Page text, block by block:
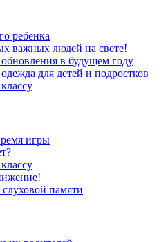
ребенка
важных людей на свете!
в будущем году
для детей и подростков
игры
памяти